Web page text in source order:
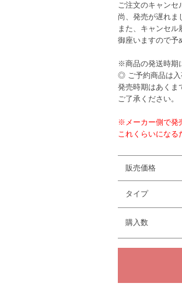
ご注文のキャンセ
尚、発売が遅れま
また、キャンセ
御座いますので予
※商品の発送時期
◎ ご予約商品は入
発売時期はあくま
ご了承ください。
※メーカー側で発
これくらいになる
販売価格
タイプ
購入数